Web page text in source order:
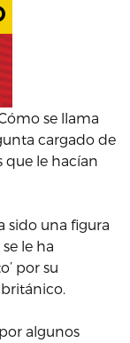
se llama
cargado de
le hacían
sido una figura
le ha
por su
algunos